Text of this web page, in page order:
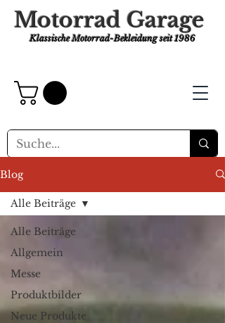
Motorrad Garage
Klassische Motorrad-Bekleidungseit 1986
Blog
Alle Beiträge
Allgemein
Messe
Produktbilder
Neue Produkte
Alle Beiträge